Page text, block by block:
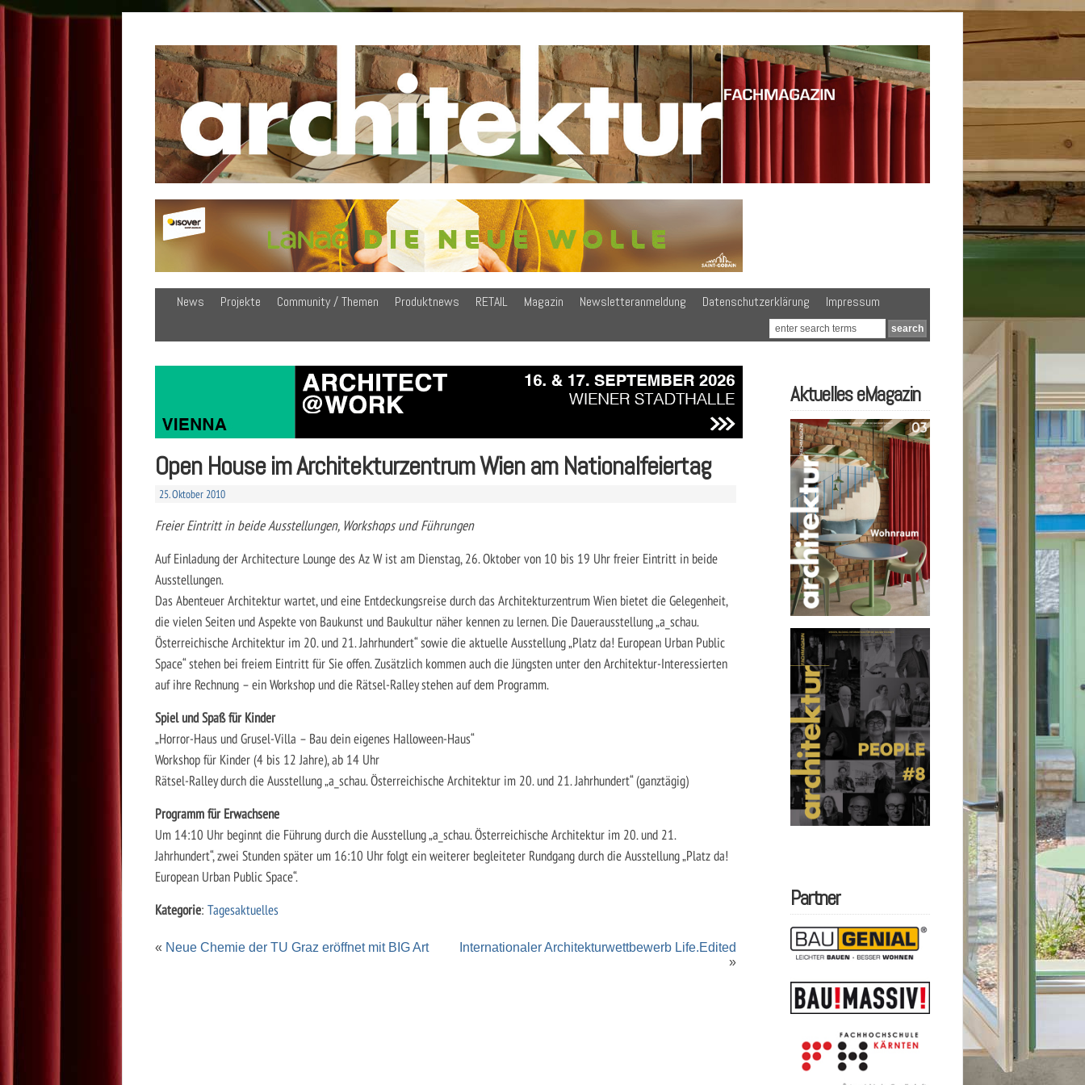
News Projekte Community / Themen Produktnews RETAIL Magazin Newsletteranmeldung Datenschutzerklärung Impressum
Open House im Architekturzentrum Wien am Nationalfeiertag
25. Oktober 2010
Freier Eintritt in beide Ausstellungen, Workshops und Führungen
Auf Einladung der Architecture Lounge des Az W ist am Dienstag, 26. Oktober von 10 bis 19 Uhr freier Eintritt in beide
Ausstellungen.
Das Abenteuer Architektur wartet, und eine Entdeckungsreise durch das Architekturzentrum Wien bietet die Gelegenheit,
die vielen Seiten und Aspekte von Baukunst und Baukultur näher kennen zu lernen. Die Dauerausstellung „a_schau.
Österreichische Architektur im 20. und 21. Jahrhundert“ sowie die aktuelle Ausstellung „Platz da! European Urban Public
Space“ stehen bei freiem Eintritt für Sie offen. Zusätzlich kommen auch die Jüngsten unter den Architektur-Interessierten
auf ihre Rechnung – ein Workshop und die Rätsel-Ralley stehen auf dem Programm.
Spiel und Spaß für Kinder
„Horror-Haus und Grusel-Villa – Bau dein eigenes Halloween-Haus“
Workshop für Kinder (4 bis 12 Jahre), ab 14 Uhr
Rätsel-Ralley durch die Ausstellung „a_schau. Österreichische Architektur im 20. und 21. Jahrhundert“ (ganztägig)
Programm für Erwachsene
Um 14:10 Uhr beginnt die Führung durch die Ausstellung „a_schau. Österreichische Architektur im 20. und 21.
Jahrhundert“, zwei Stunden später um 16:10 Uhr folgt ein weiterer begleiteter Rundgang durch die Ausstellung „Platz da!
European Urban Public Space“.
Kategorie: Tagesaktuelles
« Neue Chemie der TU Graz eröffnet mit BIG Art
Internationaler Architekturwettbewerb Life.Edited
»
Aktuelles eMagazin
Partner